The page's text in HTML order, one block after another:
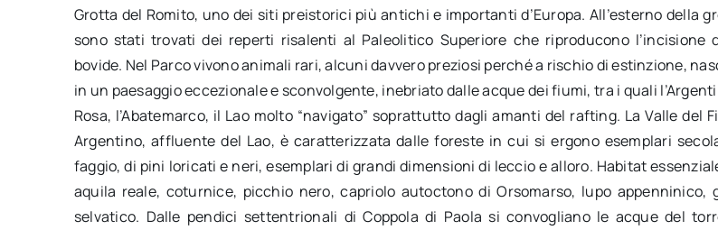
Grotta del Romito, uno dei siti preistorici più antichi e importanti d’Europa. All’esterno della
sono stati trovati dei reperti risalenti al Paleolitico Superiore che riproducono l’incisione
bovide. Nel Parco vivono animali rari, alcuni davvero preziosi perché a rischio di estinzione,
in un paesaggio eccezionale e sconvolgente, inebriato dalle acque dei fiumi, tra i quali
Rosa, l’Abatemarco, il Lao molto “navigato” soprattutto dagli amanti del rafting. La Valle del
Argentino, affluente del Lao, è caratterizzata dalle foreste in cui si ergono esemplari
faggio, di pini loricati e neri, esemplari di grandi dimensioni di leccio e alloro. Habitat
aquila reale, coturnice, picchio nero, capriolo autoctono di Orsomarso, lupo appenninico,
selvatico. Dalle pendici settentrionali di Coppola di Paola si convogliano le acque del